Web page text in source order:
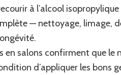
à l’alcool
— nettoyage, limage,
en salons confirment que
d’appliquer les bons